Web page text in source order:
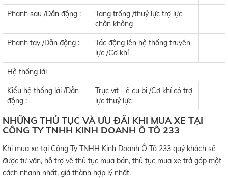
Phanh sau /Dẫn động :
Tang trống /thuỷ lực trợ lực
chân không
Phanh tay /Dẫn động :
Tác động lên hệ thống truyền
lực /Cơ khí
Hệ thống lái
Kiểu hệ thống lái /Dẫn
động :
Trục vít - ê cu bi /Cơ khí có trợ
lực thuỷ lực
NHỮNG THỦ TỤC VÀ ƯU ĐÃI KHI MUA XE TẠI
CÔNG TY TNHH KINH DOANH Ô TÔ 233
Khi mua xe tại Công Ty TNHH Kinh Doanh Ô Tô 233 quý khách sẽ
được tư vấn, hỗ trợ về thủ tục mua bán, thủ tục mua xe trả góp một
cách nhanh nhất, giá thành hợp lý nhất.